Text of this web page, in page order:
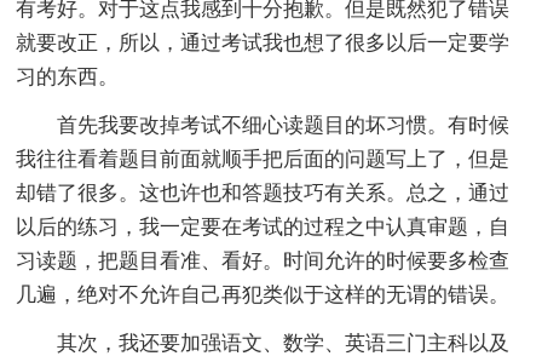
有考好。对于这点我感到十分抱歉。但是既然犯了错误
就要改正，所以，通过考试我也想了很多以后一定要学
习的东西。
首先我要改掉考试不细心读题目的坏习惯。有时候
我往往看着题目前面就顺手把后面的问题写上了，但是
却错了很多。这也许也和答题技巧有关系。总之，通过
以后的练习，我一定要在考试的过程之中认真审题，自
习读题，把题目看准、看好。时间允许的时候要多检查
几遍，绝对不允许自己再犯类似于这样的无谓的错误。
其次，我还要加强语文、数学、英语三门主科以及